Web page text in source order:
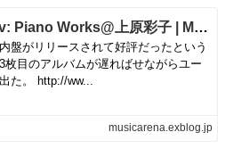
Prokofiev: Piano Works@上原彩子 | MusicArena
盤がリリースされて好評だったという
枚目のアルバムが遅ればせながらユー
た。 http://ww...
musicarena.exblog.jp